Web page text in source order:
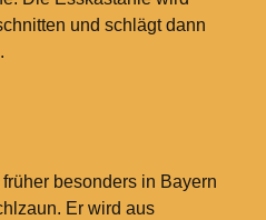
und schlägt dann
besonders in Bayern
Er wird aus